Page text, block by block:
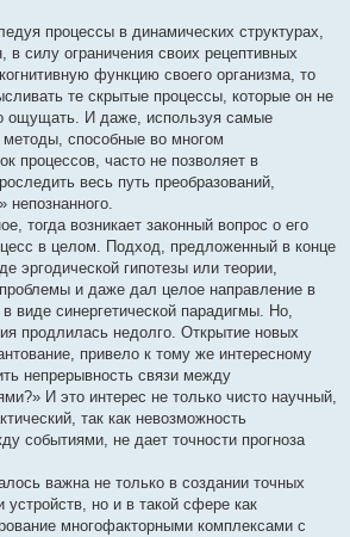
процессы в динамических структурах,
силу ограничения своих рецептивных
функцию своего организма, то
те скрытые процессы, которые он не
ощущать. И даже, используя самые
способные во многом
процессов, часто не позволяет в
весь путь преобразований,
непознанного.
тогда возникает законный вопрос о его
в целом. Подход, предложенный в конце
эргодической гипотезы или теории,
и даже дал целое направление в
виде синергетической парадигмы. Но,
продлилась недолго. Открытие новых
привело к тому же интересному
непрерывность связи между
И это интерес не только чисто научный,
так как невозможность
событиями, не дает точности прогноза
важна не только в создании точных
устройств, но и в такой сфере как
многофакторными комплексами с